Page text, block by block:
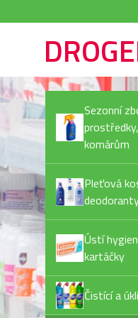
Sezonní
komárům
Pleťová
Ústí
kartáčky
Čistící a
Invisible Pure
Kč